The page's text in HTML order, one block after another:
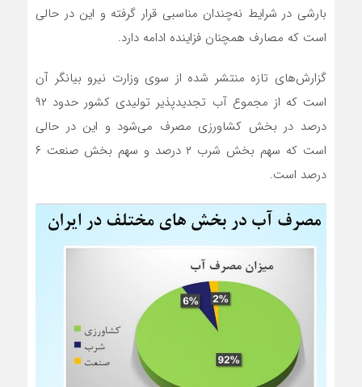
بارشی در شرایط نه‌چندان مناسبی قرار گرفته و این در حالی
است که مصارف همچنان فزاینده ادامه دارد.
گزارش‌های تازه منتشر شده از سوی وزارت نیرو بیانگر آن
است که از مجموع آب تجدیدپذیر تولیدی کشور حدود ۹۲
درصد در بخش کشاورزی مصرف می‌شود و این در حالی
است که سهم بخش شرب ۲ درصد و سهم بخش صنعت ۶
درصد است.